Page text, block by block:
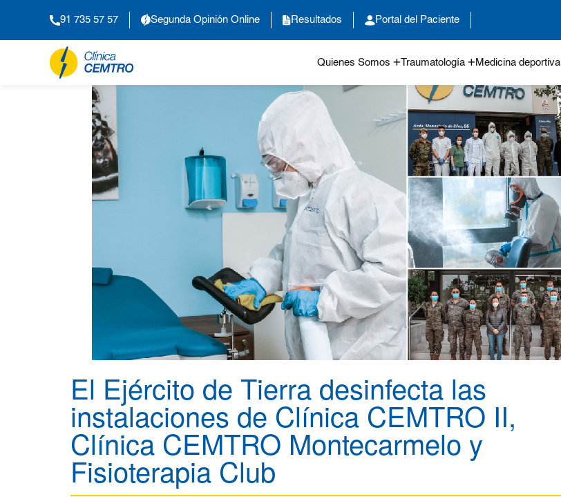
91 735 57 57 Segunda Opinión Online Resultados Portal del Paciente
Quienes Somos Traumatología Medicina deportiva
El Ejército de Tierra desinfecta las
instalaciones de Clínica CEMTRO II,
Clínica CEMTRO Montecarmelo y
Fisioterapia Club